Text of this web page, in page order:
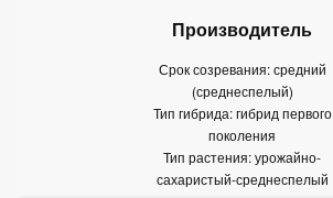
Срок созревания: средний
(среднеспелый)
Тип гибрида: гибрид первого
поколения
Тип растения: урожайно-
сахаристый-среднеспелый